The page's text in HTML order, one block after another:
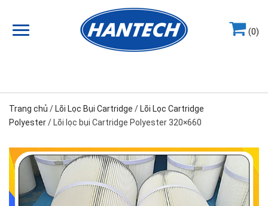
(0)
Trang chủ / Lõi Lọc Bụi Cartridge / Lõi Lọc Cartridge
Polyester/ Lõi lọc bụi Cartridge Polyester 320×660